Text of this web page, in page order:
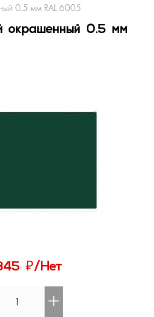
0.5 мм RAL 6005
окрашенный 0.5 мм
₽/Нет
+